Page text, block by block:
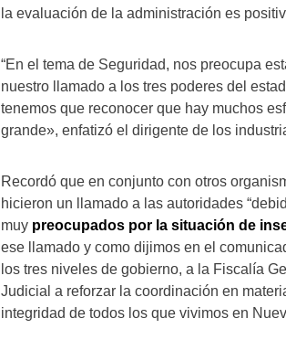
la evaluación de la administración es
“En el tema de Seguridad, nos preocupa
nuestro llamado a los tres poderes del
tenemos que reconocer que hay muchos
grande», enfatizó el dirigente de los
Recordó que en conjunto con otros
hicieron un llamado a las autoridades
muy preocupados por la situación de
ese llamado y como dijimos en el
los tres niveles de gobierno, a la Fiscalía
Judicial a reforzar la coordinación en
integridad de todos los que vivimos en